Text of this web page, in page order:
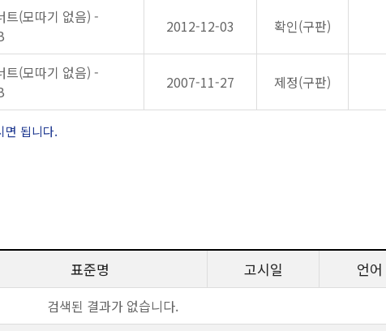
트(모따기 없음) -
2012-12-03 확인(구판)
트(모따기 없음) -
2007-11-27 제정(구판)
면 됩니다.
표준명 고시일 언어
검색된 결과가 없습니다.